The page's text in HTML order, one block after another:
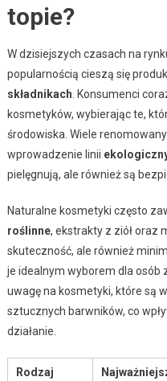
topie?
W dzisiejszych czasach na
popularnością cieszą się
składnikach . Konsumenci
kosmetyków, wybierając te,
środowiska. Wiele
wprowadzenie linii
pielęgnują, ale również są
Naturalne kosmetyki często
roślinne, ekstrakty z ziół oraz
skuteczność, ale również
je idealnym wyborem dla osób
uwagę na kosmetyki, które są
sztucznych barwników, co
działanie.
Rodzaj